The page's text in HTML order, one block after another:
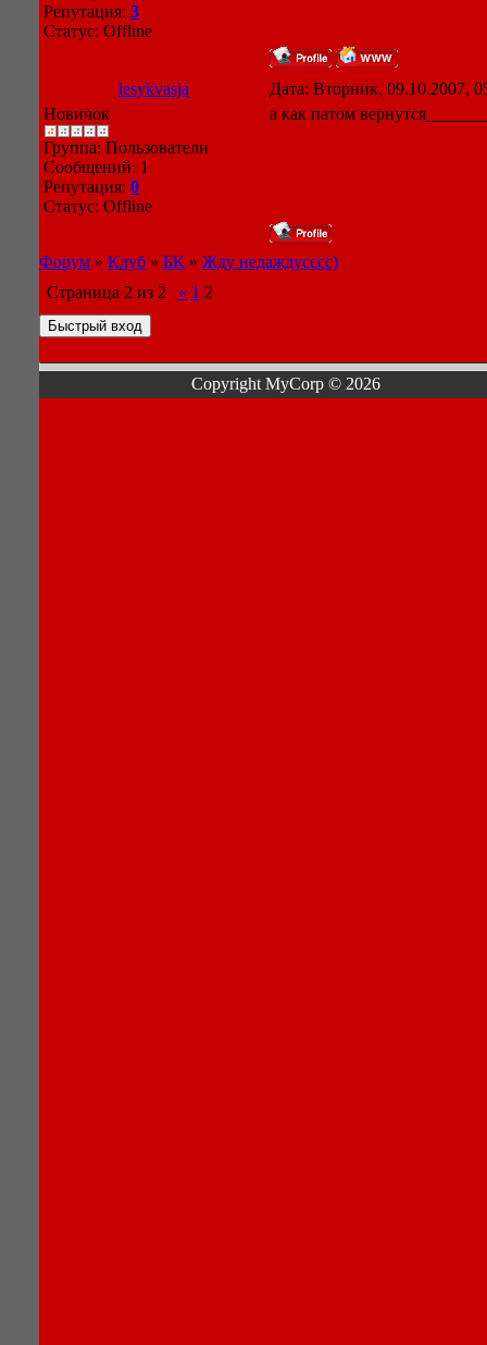
Репутация: 3
Статус: Offline
lesykvasja
Дата: Вторник, 09.10.2007,
Новичок
Группа: Пользователи
Сообщений: 1
Репутация: 0
Статус: Offline
а как патом
Форум » Клуб » БК » Жду недаждусссс)
Страница 2 из 2 « 1 2
Copyright MyCorp © 2026